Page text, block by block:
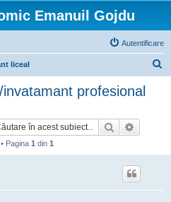
Emanuil Gojdu
Autentificare
liceal
profesional
Căutare
Pagina 1 din 1